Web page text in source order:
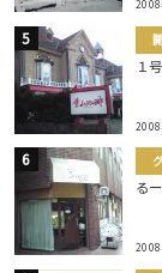
2008
１
2008
る
2008